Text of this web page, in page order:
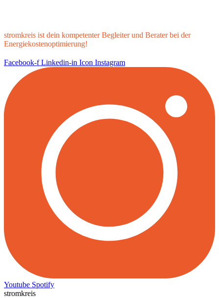
stromkreis ist dein kompetenter Begleiter und Berater bei der
Energiekostenoptimierung!
Facebook-f Linkedin-in Icon Instagram
Youtube Spotify
stromkreis